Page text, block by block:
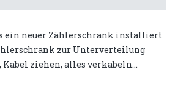
ein neuer Zählerschrank installiert
zur Unterverteilung
ziehen, alles verkabeln...